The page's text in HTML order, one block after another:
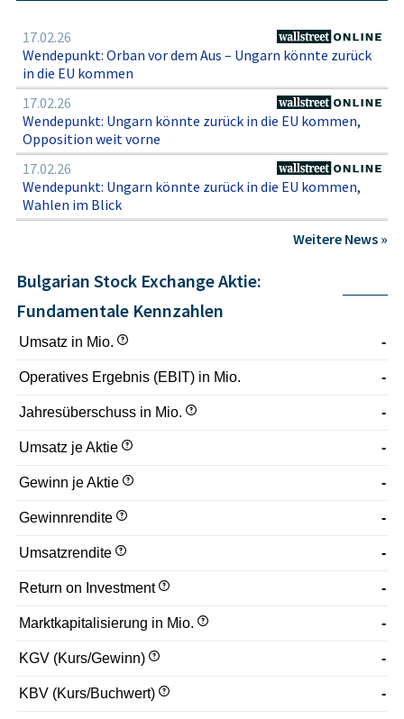
Exchange vor allem als spezifisches Engagement in einen
kleinen, hochregulierten und durch Netzwerkeffekte
geprägten Nischenmarkt betrachten. Sorgfältige
Beobachtung von Corporate-Governance-Qualität,
regulatorischen Entwicklungen, technologischen
Investitionen und der generellen Kapitalmarktkultur in
Bulgarien ist für eine fundierte Einordnung zentral, ohne
dass daraus eine Anlageempfehlung abgeleitet werden
sollte.
17.02.26
Wendepunkt: Orban vor dem Aus – Ungarn könnte zurück
in die EU kommen
17.02.26
Wendepunkt: Ungarn könnte zurück in die EU kommen,
Opposition weit vorne
17.02.26
Wendepunkt: Ungarn könnte zurück in die EU kommen,
Wahlen im Blick
Weitere News »
Bulgarian Stock Exchange Aktie:
Fundamentale Kennzahlen
Umsatz in Mio. -
Operatives Ergebnis (EBIT) in Mio. -
Jahresüberschuss in Mio. -
Umsatz je Aktie -
Gewinn je Aktie -
Gewinnrendite -
Umsatzrendite -
Return on Investment -
Marktkapitalisierung in Mio. -
KGV (Kurs/Gewinn) -
KBV (Kurs/Buchwert) -